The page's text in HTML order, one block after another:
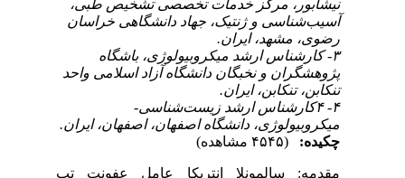
نیشابور، مرکز خدمات تخصصی تشخیص طبی،
آسیب‌شناسی و ژنتیک، جهاد دانشگاهی خراسان
رضوی، مشهد، ایران.
۳- کارشناس ارشد میکروبیولوژی، باشگاه
پژوهشگران و نخبگان دانشگاه آزاد اسلامی واحد
تنکابن، تنکابن، ایران.
۴- ۴کارشناس ارشد زیست‌شناسی-
میکروبیولوژی، دانشگاه اصفهان، اصفهان، ایران.
چکیده:
مقدمه: سالمونلا انتریکا عامل عفونت تب